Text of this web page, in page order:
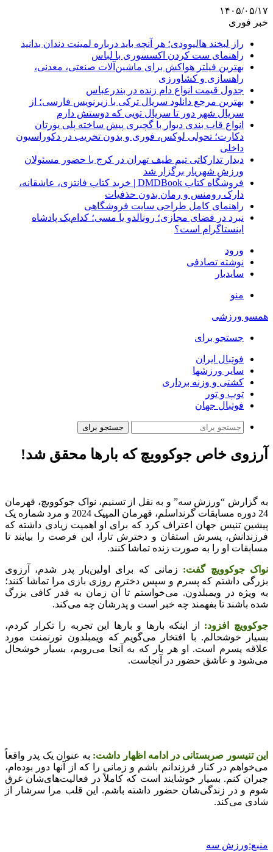
۱۴۰۵/۰۵/۱۷
خبر فوری
راز لبخند هالیوودی؛ هر آنچه باید درباره لمینت دندان بدانید
راهنمای ست کردن اکسسوری با لباس
بهترین فیلتر هواکش برای ماشین‌آلات صنعتی، معدنی،
راهسازی و کشاورزی
جدول قیمت انواع دام زنده در بندرعباس
بهترین مرجع دانلود سریال ترکی با زیرنویس فارسی؛ از
سریال شهر دور تا سریال تویی که دوستش دارم
انواع قاب بندی دیوار با گچبری پیش ساخته پلی یورتان
دکارت؛ تحولی لوکس، فوری و بدون تخریب در دکوراسیون
داخلی
دیدار تدارکاتی تیم طیف تهران در کرج با حضور مسئولان
ورزش شهریار برگزار شد
فروشگاه کتاب DMDBook | خرید کتاب فانتزی، عاشقانه،
دارک رومنس و رمان بدون حذفیات
راهنمای کامل طراحی سایت فروشگاهی
نبرد در فضای مجازی؛ رونالدو یا مسی؛ کدام‌یک پادشاه
اینستاگرام است؟
ورود
نوشته تصادفی
سایدبار
منو
همسو ورزشی
جستجو برای
فوتبال ایران
سایر ورزشها
کشتی و وزنه برداری
توپ و تور
فوتبال جهان
جستجو برای
آرزوی خاص جوکوویچ که بارها محقق شد!
به گزارش “ورزش سه” و به نقل از تسنیم، نواک جوکوویچ، قهرمان
24 دوره مسابقات گرنداسلم، قهرمان المپیک 2024 و مرد شماره یک
پیشین تنیس جهان اعتراف کرد که برای او اهمیت زیادی داشته که
فرزندانش، پسرش استفان و دخترش تارا، این فرصت را بیابند تا
مسابقات او را به صورت زنده تماشا کنند.
نواک جوکوویچ گفت: زمانی که برای اولین‌بار پدر شدم، آرزوی
بزرگی داشتم که پسرم و سپس دخترم روزی بازی مرا تماشا کنند؛
به ویژه در ویمبلدون. می‌خواستم تا آن زمان به قدر کافی بزرگ
شده باشند تا بفهمند چه خبر است و پدرشان چه می‌کند.
جوکوویچ افزود: از اینکه بارها و بارها این تجربه را تکرار کردم،
بسیار خوشحالم. با افتخار می‌گویم که ویمبلدون تورنمنت مورد
علاقه پسرم است. او هر بار که به آنجا می‌رویم، بسیار خوشحال
می‌شود و عاشق حضور در آنجاست.
این تنیسور صربستانی در ادامه اظهار داشت: به عنوان یک پدر واقعاً
می‌خواهم در کنار فرزندانم باشم و زمانی را که از آنها دور بوده‌ام،
جبران کنم. بسیار خوشایند است که کاملاً در فعالیت‌های‌شان غرق
شوم و در زندگی‌شان حضور داشته باشم. این قلب مرا سرشار از
شادی می‌کند.
منبع:ورزش سه